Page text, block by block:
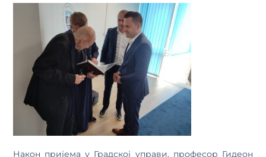
Након пријема у Градској управи, професор Гидеон